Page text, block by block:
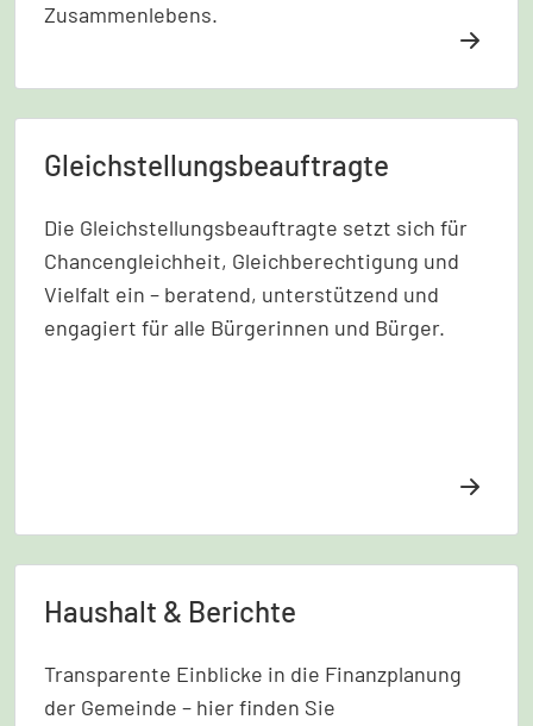
Zusammenlebens.
Gleichstellungsbeauftragte
Die Gleichstellungsbeauftragte setzt sich für
Chancengleichheit, Gleichberechtigung und
Vielfalt ein – beratend, unterstützend und
engagiert für alle Bürgerinnen und Bürger.
Haushalt & Berichte
Transparente Einblicke in die Finanzplanung
der Gemeinde – hier finden Sie